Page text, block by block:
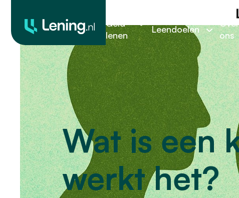
Geld
lenen
Leendoelen
Over
ons
Wat is een
werkt het?